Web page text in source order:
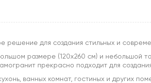
для создания стильных и
размере (120x260 см) и небольшой
прекрасно подходит для
ванных комнат, гостиных и других